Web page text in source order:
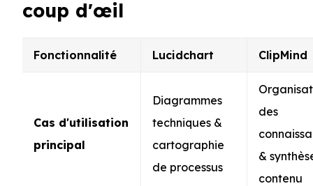
coup d'œil
Fonctionnalité Lucidchart ClipMind
Cas d'utilisation
principal
Diagrammes
techniques &
cartographie
de processus
des
&
contenu